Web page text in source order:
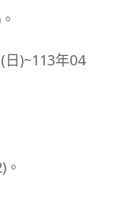
日)~113年04